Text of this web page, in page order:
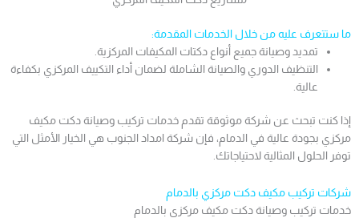
ما ستتعرف عليه من خلال الخدمات المقدمة:
تمديد وصيانة جميع أنواع دكتات المكيفات المركزية.
التنظيف الدوري والصيانة الشاملة لضمان أداء التكييف المركزي بكفاءة
عالية.
إذا كنت تبحث عن شركة موثوقة تقدم خدمات تركيب وصيانة دكت مكيف
مركزي بجودة عالية في الدمام، فإن شركة امداد الجنوب هي الخيار الأمثل التي
توفر الحلول المثالية لاحتياجاتك.
شركات تركيب مكيف دكت مركزي بالدمام
خدمات تركيب وصيانة دكت مكيف مركزي بالدمام